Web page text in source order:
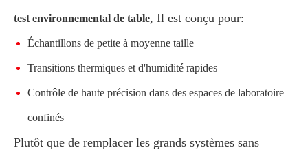
test environnemental de table, Il est conçu pour:
Échantillons de petite à moyenne taille
Transitions thermiques et d'humidité rapides
Contrôle de haute précision dans des espaces de laboratoire
confinés
Plutôt que de remplacer les grands systèmes sans